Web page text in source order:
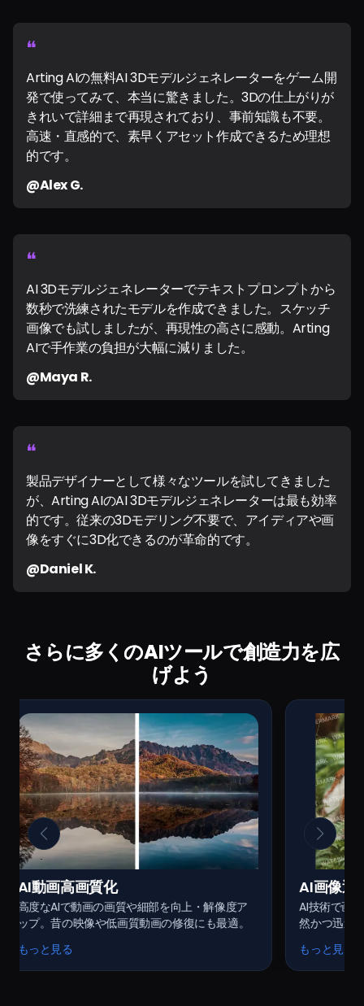
❝
Arting AIの無料AI 3Dモデルジェネレーターをゲーム開
発で使ってみて、本当に驚きました。3Dの仕上がりが
きれいで詳細まで再現されており、事前知識も不要。
高速・直感的で、素早くアセット作成できるため理想
的です。
@Alex G.
❝
AI 3Dモデルジェネレーターでテキストプロンプトから
数秒で洗練されたモデルを作成できました。スケッチ
画像でも試しましたが、再現性の高さに感動。Arting
AIで手作業の負担が大幅に減りました。
@Maya R.
❝
製品デザイナーとして様々なツールを試してきました
が、Arting AIのAI 3Dモデルジェネレーターは最も効率
的です。従来の3Dモデリング不要で、アイディアや画
像をすぐに3D化できるのが革命的です。
@Daniel K.
さらに多くのAIツールで創造力を広
げよう
AI画像透かし除去
AI技術で画像から不要なウォーターマークを自
然かつ迅速に除去。痕跡を残さずクリアな仕上
もっと見る
AI動画
動画内の
除去。シ
もっと見